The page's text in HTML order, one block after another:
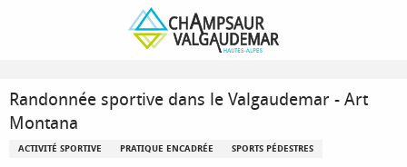
Randonnée sportive dans le Valgaudemar - Art Montana
Randonnée sportive dans le Valgaudemar - Art
Montana
ACTIVITÉ SPORTIVE PRATIQUE ENCADRÉE SPORTS PÉDESTRES